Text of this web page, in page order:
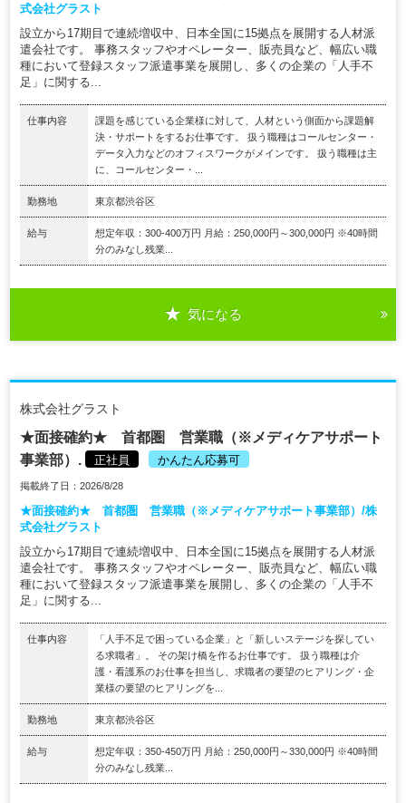
式会社グラスト
設立から17期目で連続増収中、日本全国に15拠点を展開する人材派
遣会社です。 事務スタッフやオペレーター、販売員など、幅広い職
種において登録スタッフ派遣事業を展開し、多くの企業の「人手不
足」に関する...
仕事内容
課題を感じている企業様に対して、人材という側面から課題解
決・サポートをするお仕事です。 扱う職種はコールセンター・
データ入力などのオフィスワークがメインです。 扱う職種は主
に、コールセンター・...
勤務地 東京都渋谷区
給与
想定年収：300-400万円 月給：250,000円～300,000円 ※40時間
分のみなし残業...
気になる
株式会社グラスト
★面接確約★ 首都圏 営業職（※メディケアサポート
事業部）.
正社員 かんたん応募可
掲載終了日：2026/8/28
★面接確約★ 首都圏 営業職（※メディケアサポート事業部）/株
式会社グラスト
設立から17期目で連続増収中、日本全国に15拠点を展開する人材派
遣会社です。 事務スタッフやオペレーター、販売員など、幅広い職
種において登録スタッフ派遣事業を展開し、多くの企業の「人手不
足」に関する...
仕事内容
「人手不足で困っている企業」と「新しいステージを探してい
る求職者」。 その架け橋を作るお仕事です。 扱う職種は介
護・看護系のお仕事を担当し、求職者の要望のヒアリング・企
業様の要望のヒアリングを...
勤務地 東京都渋谷区
給与
想定年収：350-450万円 月給：250,000円～330,000円 ※40時間
分のみなし残業...